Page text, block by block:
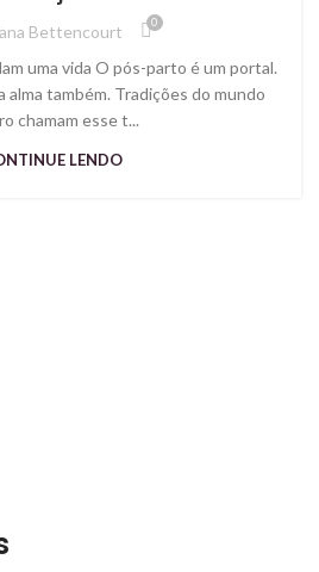
Bettencourt 0
uma vida O pós-parto é um portal.
também. Tradições do mundo
chamam esse t...
LENDO